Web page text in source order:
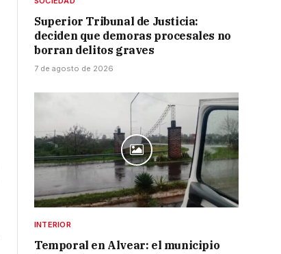
Superior Tribunal de Justicia:
deciden que demoras procesales no
borran delitos graves
7 de agosto de 2026
INTERIOR
Temporal en Alvear: el municipio